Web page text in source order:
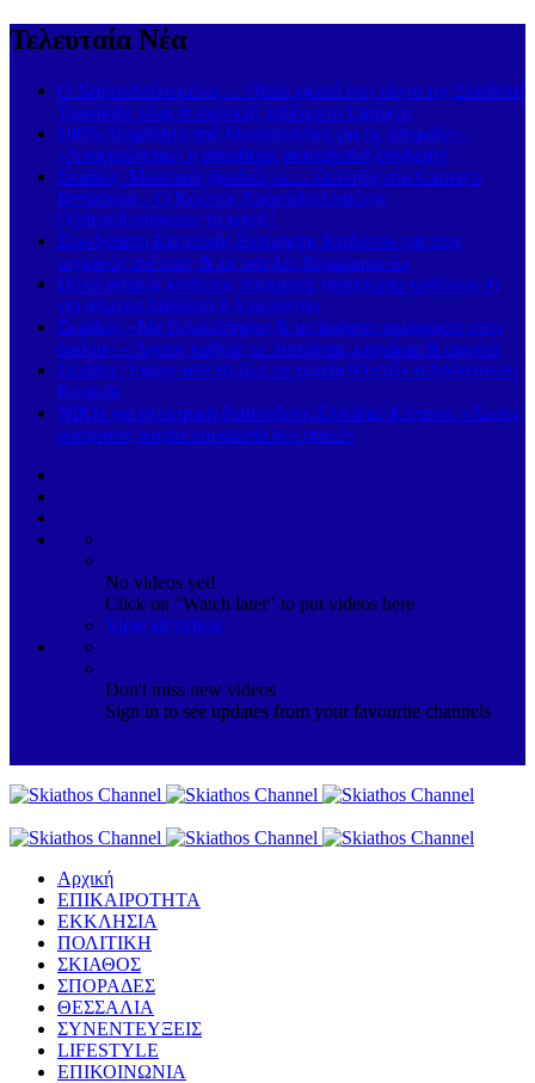
Τελευταία Νέα
Ο Χαριτοδιπλωμένος… έβαλε φωτιά στη νύχτα της Σκιάθου!
Τραγούδι, κέφι & εκλεκτή παρέα στο Carnayo
100% πληρότητα από Θεσσαλονίκη για τις Σποράδες –
«Απογειώνεται» η απευθείας ακτοπλοϊκή σύνδεση!
Σκιάθος: Μουσικές βραδιές με… έκπληξη στο Carnayo
Restaurant – Ο Κώστας Χαριτοδιπλωμένος
(Videos)ξεσήκωσε το κοινό!
Συνεδρίαση Επιτροπής Εκτίμησης Κινδύνου για τους
ισχυρούς ανέμους & τις υψηλές θερμοκρασίες
Πολύ υψηλός κίνδυνος πυρκαγιάς (κατηγορία κινδύνου 4)
για σήμερα Σάββατο 8 Αυγούστου
Σκιάθος: «Με ξυλοκόπησαν & με άφησαν αιμόφυρτο στον
δρόμο» – Άγριος καβγάς με λοστάρια, μαχαίρια & σφυριά
Σκιάθος: Έφυγε από τη ζωή σε ηλικία 93 ετών ο Απόστολος
Κουκιάς
ΝΙΚΗ για ηλεκτρική διασύνδεση Ελλάδας-Κύπρου: «Χωρίς
αποτροπή, καμία συμφωνία δεν αρκεί»
No videos yet!
Click on "Watch later" to put videos here
View all videos
Don't miss new videos
Sign in to see updates from your favourite channels
Αρχική
ΕΠΙΚΑΙΡΟΤΗΤΑ
ΕΚΚΛΗΣΙΑ
ΠΟΛΙΤΙΚΗ
ΣΚΙΑΘΟΣ
ΣΠΟΡΑΔΕΣ
ΘΕΣΣΑΛΙΑ
ΣΥΝΕΝΤΕΥΞΕΙΣ
LIFESTYLE
ΕΠΙΚΟΙΝΩΝΙΑ